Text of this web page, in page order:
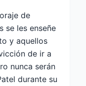
de
se les enseñe
y aquellos
de ir a
nunca serán
durante su